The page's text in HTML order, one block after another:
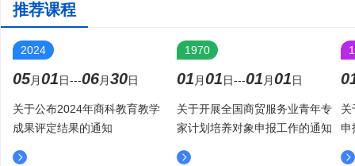
推荐课程
2024
05月01日---06月30日
关于公布2024年商科教育教学
成果评定结果的通知
1970
01 月01日---01 月01日
关于开展全国商贸服务业青年专
家计划培养对象申报工作的通知
关
申